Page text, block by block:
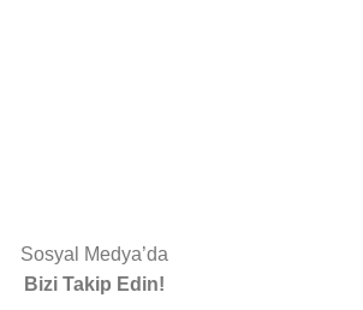
Sosyal Medya’da
Bizi Takip Edin!